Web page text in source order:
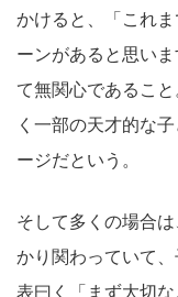
かけると、「これ
ーンがあると思い
て無関心であるこ
く一部の天才的な
ージだという。
そして多くの場合
かり関わっていて
表曰く「まず大切